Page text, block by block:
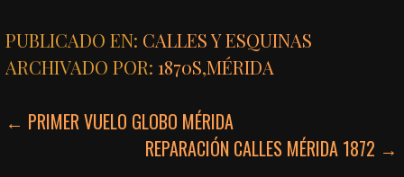
PUBLICADO EN: CALLES Y ESQUINAS
ARCHIVADO POR:1870S,MÉRIDA
NAVEGACIÓN
← PRIMER VUELO GLOBO MÉRIDA
REPARACIÓN CALLES MÉRIDA 1872 →